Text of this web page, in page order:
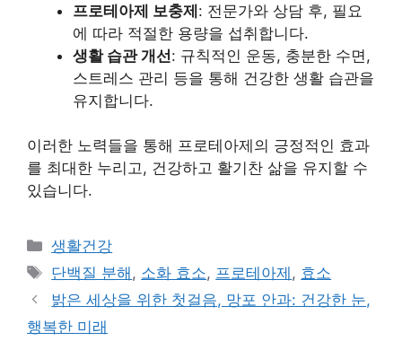
프로테아제 보충제: 전문가와 상담 후, 필요
에 따라 적절한 용량을 섭취합니다.
생활 습관 개선: 규칙적인 운동, 충분한 수면,
스트레스 관리 등을 통해 건강한 생활 습관을
유지합니다.
이러한 노력들을 통해 프로테아제의 긍정적인 효과
를 최대한 누리고, 건강하고 활기찬 삶을 유지할 수
있습니다.
Categories
생활건강
Tags
단백질 분해 , 소화 효소, 프로테아제 , 효소
밝은 세상을 위한 첫걸음, 망포 안과: 건강한 눈,
행복한 미래